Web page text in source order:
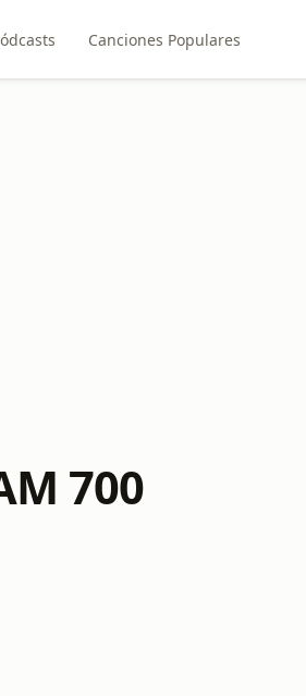
Canciones Populares
700